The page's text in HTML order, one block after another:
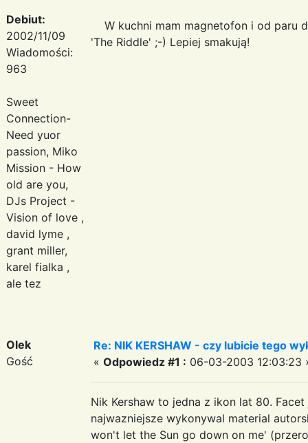
Debiut:
2002/11/09
Wiadomości:
963
Sweet
Connection-
Need yuor
passion, Miko
Mission - How
old are you,
DJs Project -
Vision of love ,
david lyme ,
grant miller,
karel fialka ,
ale tez
W kuchni mam magnetofon i od paru
'The Riddle' ;-) Lepiej smakują!
Olek
Gość
Re: NIK KERSHAW - czy lubicie tego
« Odpowiedz #1 : 06-03-2003 12:03:23
Nik Kershaw to jedna z ikon lat 80.
najwazniejsze wykonywal material
won't let the Sun go down on me'